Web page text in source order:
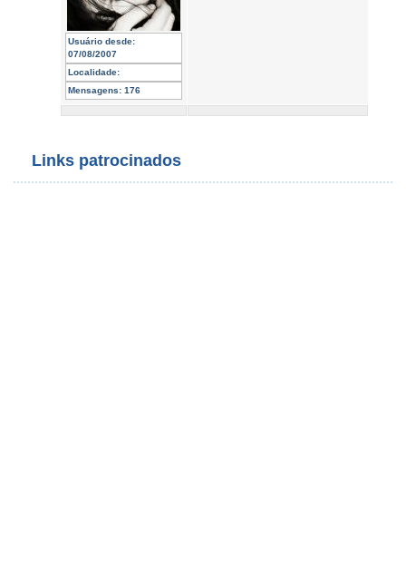
Usuário desde:
07/08/2007
Localidade:
Mensagens: 176
Links patrocinados